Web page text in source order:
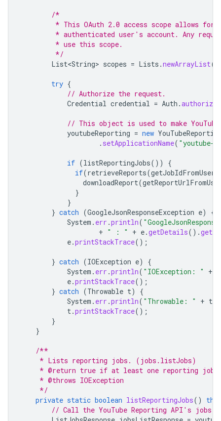
/*
* This OAuth 2.0 access scope allows for
* authenticated user's account. Any
         * use this scope.
         */
List<String> scopes = Lists .newArrayList(
try {
// Authorize the request.
Credential credential = Auth .authorize
// This object is used to make
youtubeReporting = new
. setApplicationName( "youtube-
if (listReportingJobs())
{
if(retrieveReports(getJobIdFromUser
downloadReport(
}
}
} catch (GoogleJsonResponseException e)
{
System . err .println(
+ " : " + e.getDetails().
e.printStackTrace();
} catch (IOException e)
{
System . err .println( "IOException: " +
e.printStackTrace();
} catch (Throwable t)
{
System . err .println( "Throwable: " + t
t.printStackTrace();
}
}
/**
     * Lists reporting jobs. (jobs.listJobs)
* @return true if at least one reporting job
     * @throws IOException
     */
private static boolean listReportingJobs()
// Call the YouTube Reporting API's